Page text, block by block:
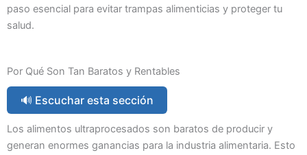
paso esencial para evitar trampas alimenticias y proteger tu
salud.
Por Qué Son Tan Baratos y Rentables
🔊 Escuchar esta sección
Los alimentos ultraprocesados son baratos de producir y
generan enormes ganancias para la industria alimentaria. Esto